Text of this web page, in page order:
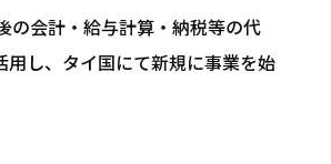
の会計・給与計算・納税等の代
し、タイ国にて新規に事業を始